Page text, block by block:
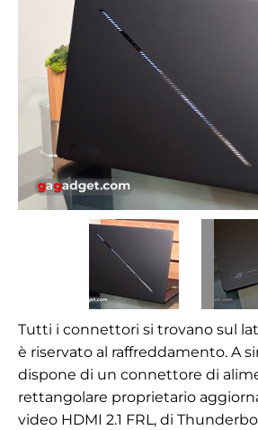
Tutti i connettori si trovano sul
è riservato al raffreddamento. A
dispone di un connettore di
rettangolare proprietario
video HDMI 2.1 FRL, di